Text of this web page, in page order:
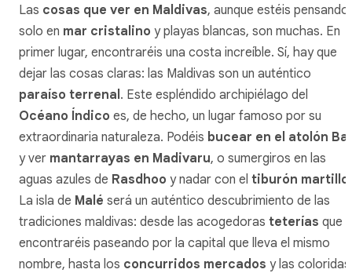
Las cosas que ver en Maldivas, aunque estéis pensando
solo en mar cristalino y playas blancas, son muchas. En
primer lugar, encontraréis una costa increíble. Sí, hay que
dejar las cosas claras: las Maldivas son un auténtico
paraíso terrenal . Este espléndido archipiélago del
Océano Índico es, de hecho, un lugar famoso por su
extraordinaria naturaleza. Podéis bucear en el atolón
y ver mantarrayas en Madivaru, o sumergiros en las
aguas azules de Rasdhoo y nadar con el tiburón martillo
La isla de Malé será un auténtico descubrimiento de las
tradiciones maldivas: desde las acogedoras teterías que
encontraréis paseando por la capital que lleva el mismo
nombre, hasta los concurridos mercados y las coloridas